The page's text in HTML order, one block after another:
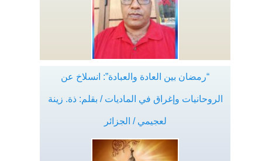
“رمضان بين العادة والعبادة”: انسلاخ عن
الروحانيات وإغراق في الماديات / بقلم: ذة. زينة
لعجيمي / الجزائر